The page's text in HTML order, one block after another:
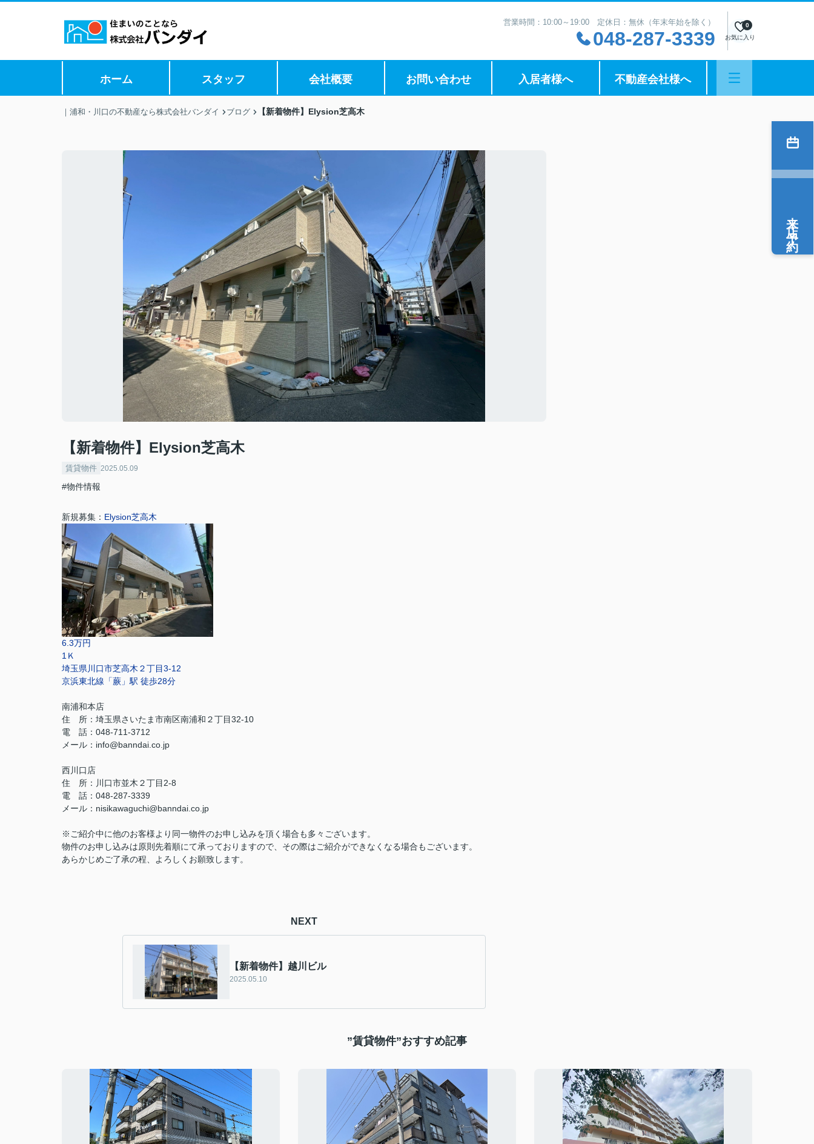
営業時間：10:00～19:00 定休日：無休（年末年始を除く）
048-287-3339 お気に入り
0
ホーム スタッフ 会社概要 お問い合わせ 入居者様へ 不動産会社様へ
｜浦和・川口の不動産なら株式会社バンダイ ブログ 【新着物件】Elysion芝高木
【新着物件】Elysion芝高木
賃貸物件 2025.05.09
#物件情報
新規募集： Elysion芝高木
6.3万円
1Ｋ
埼玉県川口市芝高木２丁目3-12
京浜東北線「蕨」駅 徒歩28分
南浦和本店
住 所： 埼玉県さいたま市南区南浦和２丁目32-10
電 話：048-711-3712
メール： info@banndai.co.jp
西川口店
住 所： 川口市並木２丁目2-8
電 話：048-287-3339
メール ： nisikawaguchi@banndai.co.jp
※ご紹介中に他のお客様より同一物件のお申し込みを頂く場合も多々ございます。
物件のお申し込みは原則先着順にて承っておりますので、その際はご紹介ができなくなる場合もございます。
あらかじめご了承の程、よろしくお願致します。
NEXT
【新着物件】越川ビル
2025.05.10
”賃貸物件”おすすめ記事
来店予約